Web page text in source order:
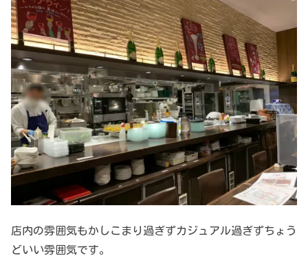
店内の雰囲気もかしこまり過ぎずカジュアル過ぎずちょう
どいい雰囲気です。